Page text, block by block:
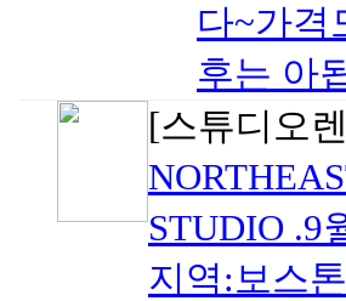
다~가격
후는 아
[스튜디오
STUDIO .9
지역:보스